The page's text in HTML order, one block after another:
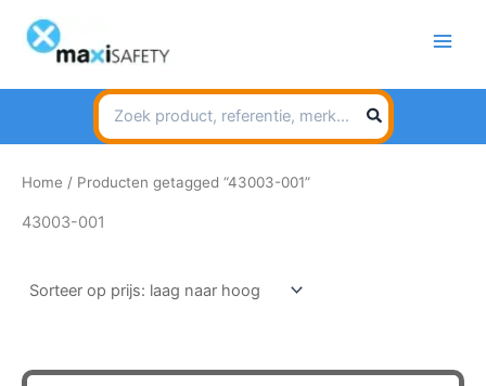
naar
inhoud
Search
for:
Home / Producten getagged “43003-001”
43003-001